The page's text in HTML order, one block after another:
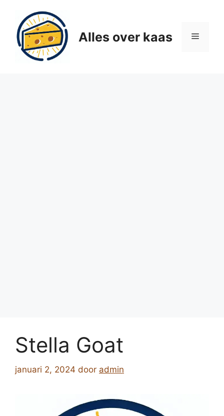
inhoud
Alles over kaas Menu
Stella Goat
januari 2, 2024 door admin